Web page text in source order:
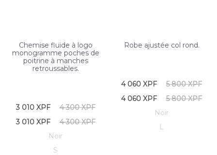
Chemise fluide à logo
monogramme poches de
poitrine à manches
retroussables.
4 300XPF
3 010 XPF
4 300XPF
3 010 XPF
Noir
S
Robe ajustée col rond.
5 800XPF
4 060 XPF
5 800XPF
4 060 XPF
Noir
L